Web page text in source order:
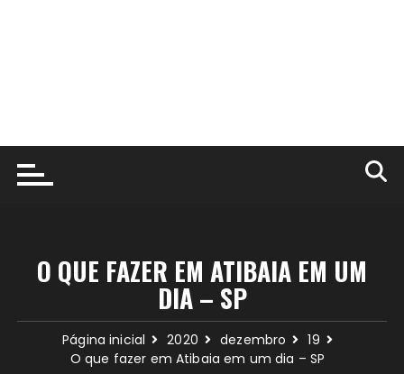
O QUE FAZER EM ATIBAIA EM UM
DIA – SP
Página inicial 2020 dezembro
19
O que fazer em Atibaia em um dia – SP